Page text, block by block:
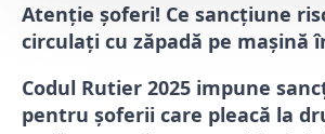
Atenție șoferi! Ce sancțiune
circulați cu zăpadă pe mașină
Codul Rutier 2025 impune
pentru șoferii care pleacă la